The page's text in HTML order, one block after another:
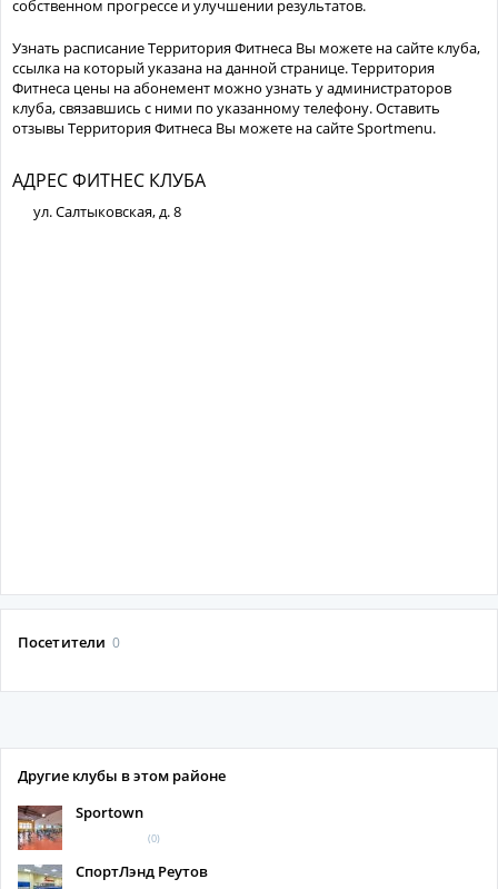
собственном прогрессе и улучшении результатов.
Узнать расписание Территория Фитнеса Вы можете на сайте клуба,
ссылка на который указана на данной странице. Территория
Фитнеса цены на абонемент можно узнать у администраторов
клуба, связавшись с ними по указанному телефону. Оставить
отзывы Территория Фитнеса Вы можете на сайте Sportmenu.
АДРЕС ФИТНЕС КЛУБА
ул. Салтыковская, д. 8
Посетители 0
Другие клубы в этом районе
Sportown
(0)
СпортЛэнд Реутов